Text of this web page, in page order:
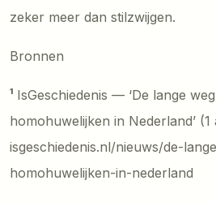
zeker meer dan stilzwijgen.
Bronnen
¹ IsGeschiedenis — ‘De lange
homohuwelijken in Nederland’ (1
isgeschiedenis.nl/nieuws/de-
homohuwelijken-in-nederland